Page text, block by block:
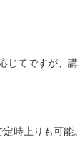
じてですが、講
時上りも可能。